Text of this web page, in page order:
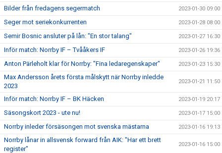
Bilder från fredagens segermatch 2023-01-30 09:00
Seger mot seriekonkurrenten 2023-01-28 08:00
Semir Bosnic ansluter på lån: "En stor talang" 2023-01-27 16:30
Inför match: Norrby IF – Tvååkers IF 2023-01-26 19:36
Anton Pärleholt klar för Norrby: "Fina ledaregenskaper" 2023-01-23 15:30
Max Andersson årets första målskytt när Norrby inledde
2023
2023-01-21 11:50
Inför match: Norrby IF – BK Häcken 2023-01-19 20:17
Säsongskort 2023 - ute nu! 2023-01-17 15:00
Norrby inleder försäsongen mot svenska mästarna 2023-01-16 19:13
Norrby lånar in allsvensk forward från AIK: "Har ett brett
register"
2023-01-16 15:00